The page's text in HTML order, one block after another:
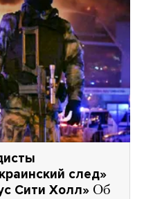
след»
Сити Холл» Об